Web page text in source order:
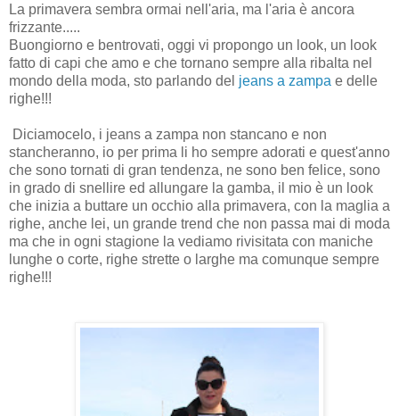
La primavera sembra ormai nell'aria, ma l'aria è ancora
frizzante.....
Buongiorno e bentrovati, oggi vi propongo un look, un look
fatto di capi che amo e che tornano sempre alla ribalta nel
mondo della moda, sto parlando del jeans a zampa e delle
righe!!!
Diciamocelo, i jeans a zampa non stancano e non
stancheranno, io per prima li ho sempre adorati e quest'anno
che sono tornati di gran tendenza, ne sono ben felice, sono
in grado di snellire ed allungare la gamba, il mio è un look
che inizia a buttare un occhio alla primavera, con la maglia a
righe, anche lei, un grande trend che non passa mai di moda
ma che in ogni stagione la vediamo rivisitata con maniche
lunghe o corte, righe strette o larghe ma comunque sempre
righe!!!